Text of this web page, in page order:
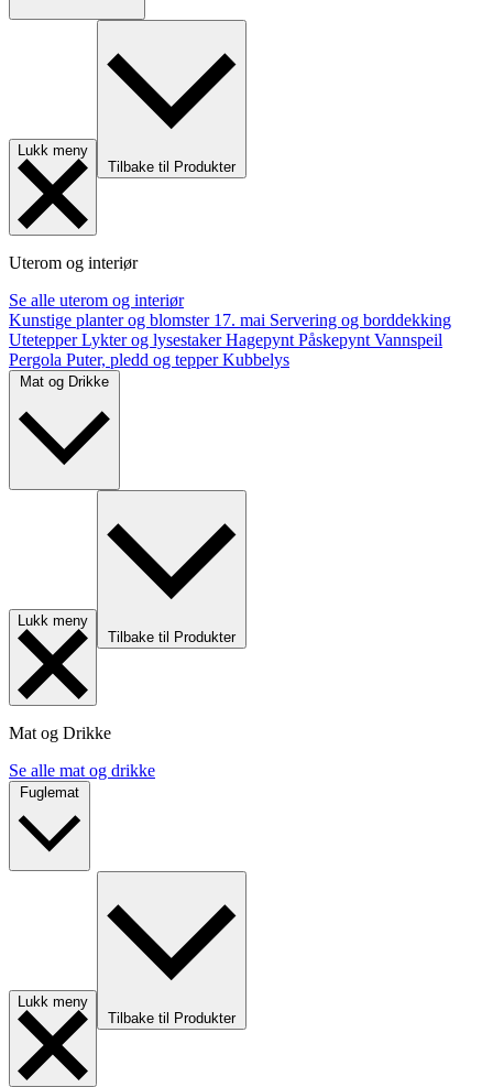
Lukk meny
Tilbake til Produkter
Uterom og interiør
Se alle uterom og interiør
Kunstige planter og blomster 17. mai Servering og borddekking
UtetepperLykter og lysestakerHagepynt Påskepynt Vannspeil
Pergola Puter, pledd og tepperKubbelys
Lukk meny
Tilbake til Produkter
Mat og Drikke
Se alle mat og drikke
Lukk meny
Tilbake til Produkter